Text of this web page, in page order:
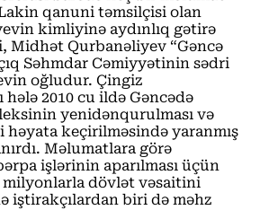
qanuni təmsilçisi olan
kimliyinə aydınlıq gətirə
Qurbanəliyev “Gəncə
Səhmdar Cəmiyyətinin sədri
oğludur. Çingiz
2010 cu ildə Gəncədə
yenidənqurulması və
keçirilməsində yaranmış
Məlumatlara görə
işlərinin aparılması üçün
milyonlarla dövlət vəsaitini
iştirakçılardan biri də məhz